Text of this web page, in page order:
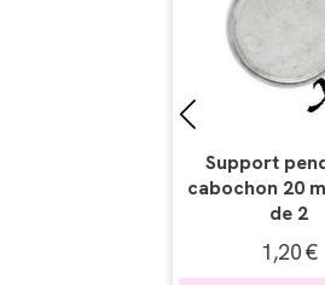
Support
cabochon 20
de 2
1,20€